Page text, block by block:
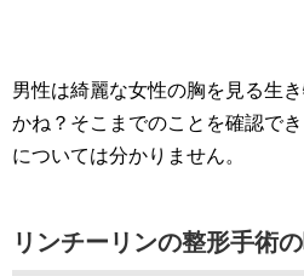
男性は綺麗な女性の胸を見る生
かね？そこまでのことを確認で
については分かりません。
リンチーリンの整形手術